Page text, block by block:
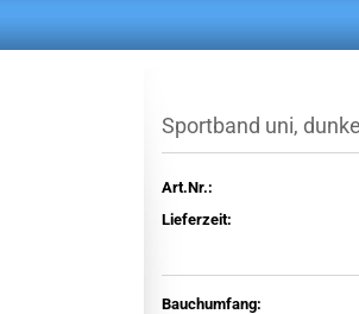
Sportband uni,
Art.Nr.:
Lieferzeit:
Bauchumfang: